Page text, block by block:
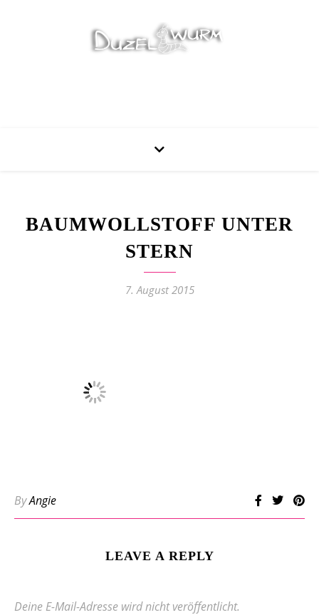
BAUMWOLLSTOFF UNTER
STERN
7. August 2015
ByAngie
LEAVE A REPLY
Deine E-Mail-Adresse wird nicht veröffentlicht.